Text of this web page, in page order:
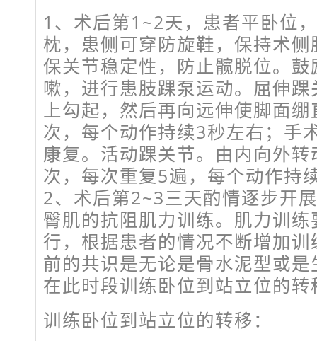
1、术后第1~2天，患者平卧位
枕，患侧可穿防旋鞋，保持术
保关节稳定性，防止髋脱位。
嗽，进行患肢踝泵运动。屈伸
上勾起，然后再向远伸使脚面
次，每个动作持续3秒左右；手
康复。活动踝关节。由内向外
次，每次重复5遍，每个动作持
2、术后第2~3三天酌情逐步开
臀肌的抗阻肌力训练。肌力训
行，根据患者的情况不断增加
前的共识是无论是骨水泥型或
在此时段训练卧位到站立位的转
训练卧位到站立位的转移：